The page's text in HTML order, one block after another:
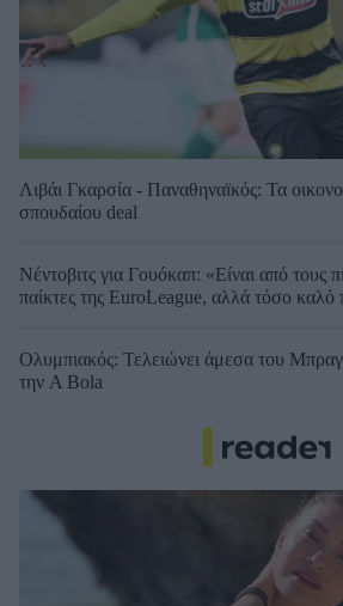
Λιβάι Γκαρσία - Παναθηναϊκός: Τα
σπουδαίου deal
Νέντοβιτς για Γουόκαπ: «Είναι από τους
παίκτες της EuroLeague, αλλά τόσο καλό
Ολυμπιακός: Τελειώνει άμεσα του
την A Bola